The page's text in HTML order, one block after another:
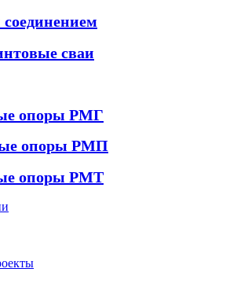
сваи
опоры РМГ
опоры РМП
опоры РМТ